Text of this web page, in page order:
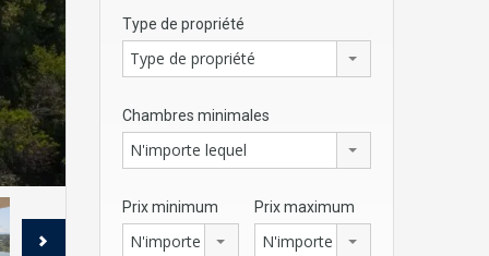
Type de propriété
Type de propriété
Chambres minimales
N'importe lequel
Prix minimum
N'importe lequel
Prix maximum
N'importe lequel